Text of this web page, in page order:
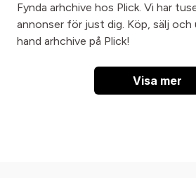
Fynda arhchive hos Plick. Vi har
annonser för just dig. Köp, sälj
hand arhchive på Plick!
Visa mer